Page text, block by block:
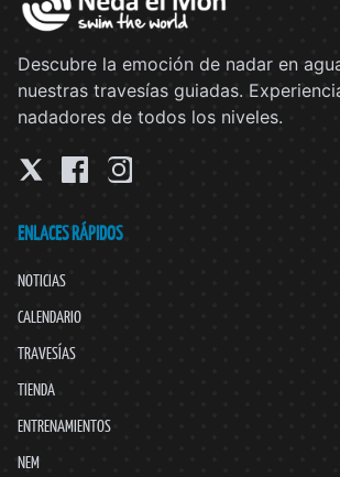
Descubre la emoción de nadar en
nuestras travesías guiadas.
nadadores de todos los niveles.
ENLACES RÁPIDOS
NOTICIAS
CALENDARIO
TRAVESÍAS
TIENDA
ENTRENAMIENTOS
NEM